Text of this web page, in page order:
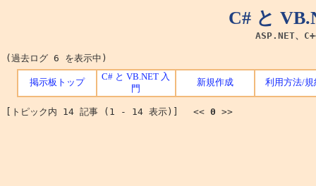
C# と
ASP.NET、
(過去ログ 6 を表示中)
掲示板トップ
C# と VB.NET 入
門
新規作成 利用方法/規
[トピック内 14 記事 (1 - 14 表示)] << 0 >>